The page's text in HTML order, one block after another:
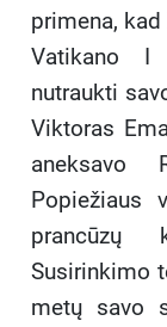
primena,
Vatikano I
nutraukti
Viktoras
aneksavo
Popiežiaus
prancūzų
Susirinkimo
metų savo